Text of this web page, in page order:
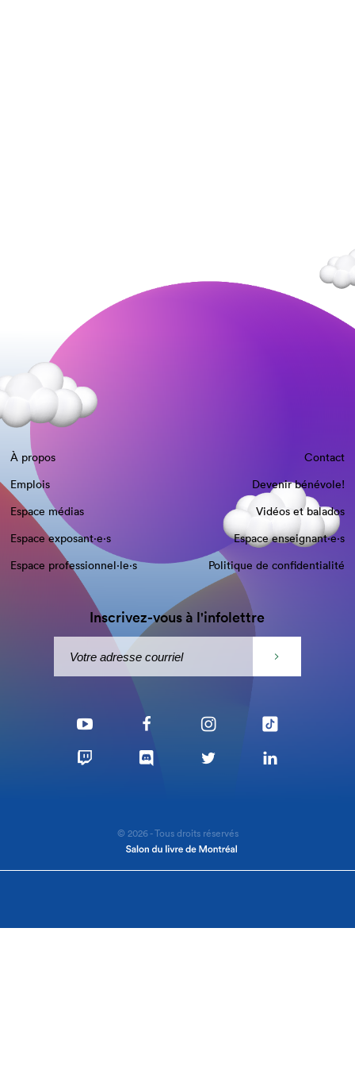
À propos
Contact
Emplois
Devenir bénévole!
Espace médias
Vidéos et balados
Espace exposant·e⋅s
Espace enseignant·e⋅s
Espace professionnel·le⋅s
Politique de confidentialité
Inscrivez-vous à l'infolettre
© 2026 - Tous droits réservés